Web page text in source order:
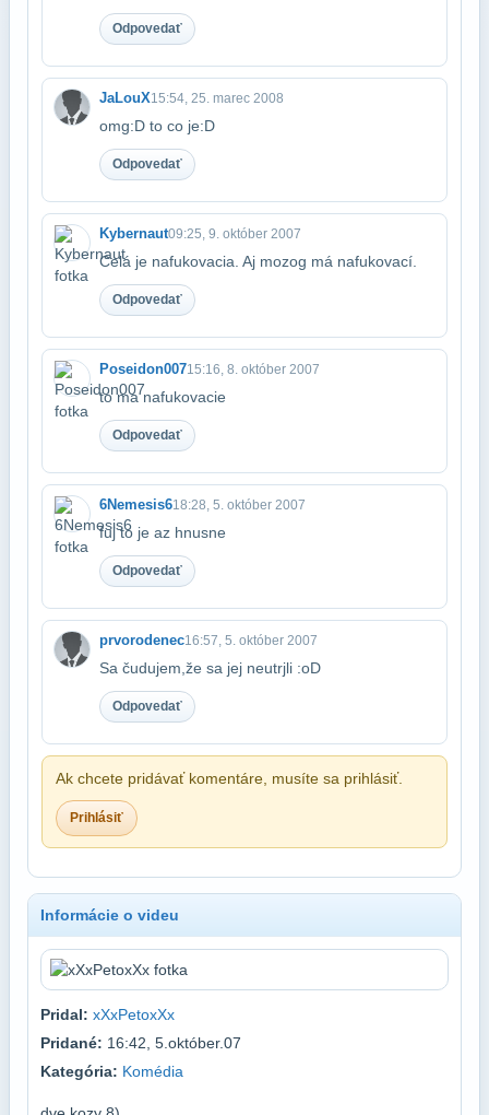
Odpovedať
JaLouX15:54, 25. marec 2008
omg:D to co je:D
Odpovedať
Kybernaut09:25, 9. október 2007
Celá je nafukovacia. Aj mozog má nafukovací.
Odpovedať
Poseidon00715:16, 8. október 2007
to ma nafukovacie
Odpovedať
6Nemesis618:28, 5. október 2007
fuj to je az hnusne
Odpovedať
prvorodenec16:57, 5. október 2007
Sa čudujem,že sa jej neutrjli :oD
Odpovedať
Ak chcete pridávať komentáre, musíte sa prihlásiť.
Prihlásiť
Informácie o videu
Pridal: xXxPetoxXx
Pridané: 16:42, 5.október.07
Kategória: Komédia